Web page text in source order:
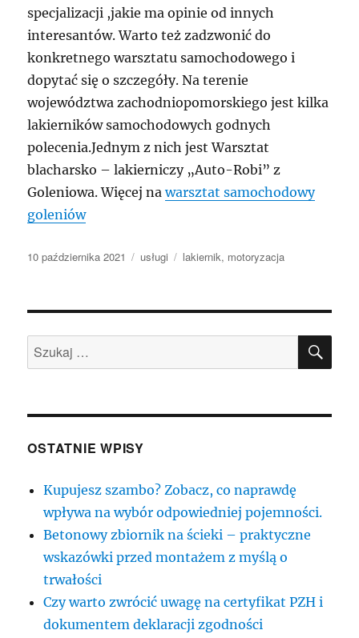
specjalizacji ,jakie ma opinie od innych
interesantów. Warto też zadzwonić do
konkretnego warsztatu samochodowego i
dopytać się o szczegóły. Na terenie
województwa zachodniopomorskiego jest kilka
lakierników samochodowych godnych
polecenia.Jednym z nich jest Warsztat
blacharsko – lakierniczy „Auto-Robi” z
Goleniowa. Więcej nawarsztat samochodowy
goleniów
Data
10 października 2021 Kategorie
usługi Tagi
lakiernik, motoryzacja
Szukaj:
OSTATNIE WPISY
Kupujesz szambo? Zobacz, co naprawdę
wpływa na wybór odpowiedniej pojemności.
Betonowy zbiornik na ścieki – praktyczne
wskazówki przed montażem z myślą o
trwałości
Czy warto zwrócić uwagę na certyfikat PZH i
dokumentem deklaracji zgodności